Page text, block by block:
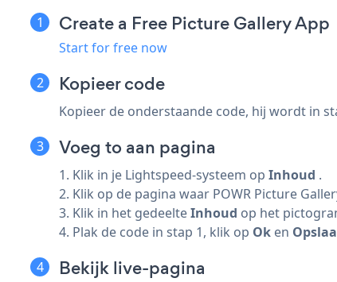
Create a Free Picture Gallery App
Start for free now
Kopieer code
Kopieer de onderstaande code, hij wordt in
Voeg to aan pagina
1. Klik in je Lightspeed-systeem op Inhoud .
2. Klik op de pagina waar POWR Picture
3. Klik in het gedeelteInhoud op het
4. Plak de code in stap 1, klik op Ok en
Bekijk live-pagina